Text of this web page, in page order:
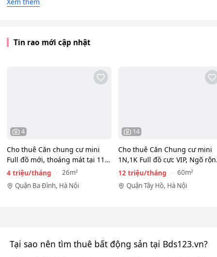
Xem thêm
Tin rao mới cập nhật
4
Cho thuê Căn chung cư mini
Full đồ mới, thoáng mát tại 116
Phan Kế Bính, Ba…
4 triệu/tháng
26m²
Quận Ba Đình, Hà Nội
14
Cho thuê Căn Chung cư mini
1N,1K Full đồ cực VIP, Ngõ
View toàn mặt hồ…
12 triệu/tháng
60m²
Quận Tây Hồ, Hà Nội
Tại sao nên tìm thuê bất động sản tại Bds123.vn?